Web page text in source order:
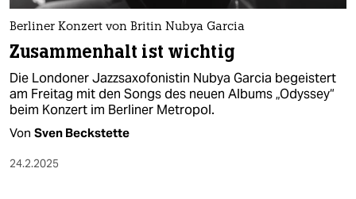
Berliner Konzert von Britin Nubya Garcia
Zusammenhalt ist wichtig
Die Londoner Jazzsaxofonistin Nubya Garcia begeistert
am Freitag mit den Songs des neuen Albums „Odyssey“
beim Konzert im Berliner Metropol.
Von Sven Beckstette
24.2.2025